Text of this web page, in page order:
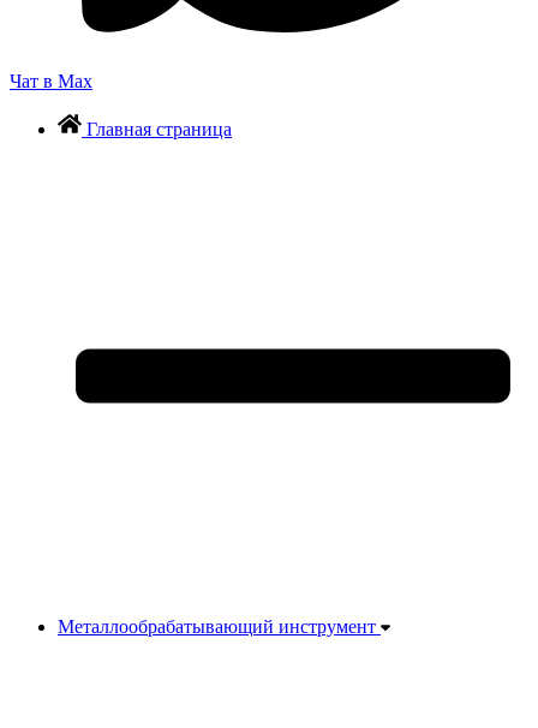
Чат в Max
Главная страница
Металлообрабатывающий инструмент